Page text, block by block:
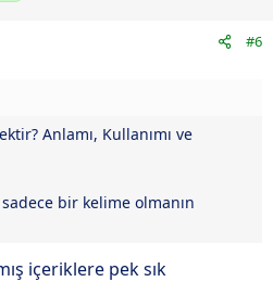
#6
Anlamı, Kullanımı ve
bir kelime olmanın
içeriklere pek sık